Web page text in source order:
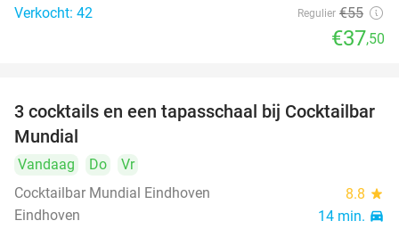
Verkocht: 42 Regulier €55
€37,50
40%
3 cocktails en een tapasschaal bij Cocktailbar
Mundial
Vandaag Do
Vr
Cocktailbar Mundial Eindhoven
8.8 star
Eindhoven 14 min. directions_car